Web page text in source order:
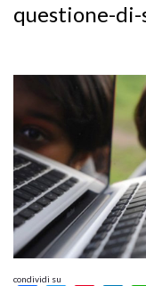
questione-di-
condividi su